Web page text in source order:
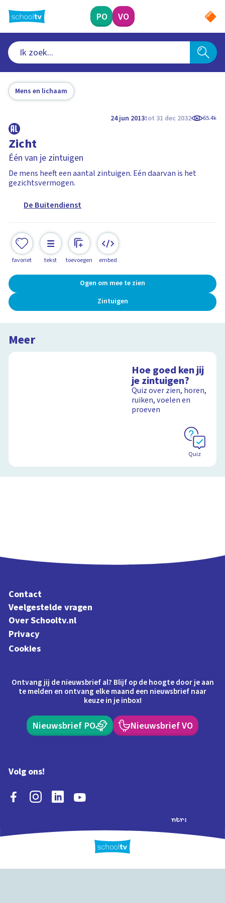
naar
hoofdinhoud
PO VO
Mens en lichaam
24 jun 2013tot 31 dec 2032 65.4k
Zicht
Één van je zintuigen
De mens heeft een aantal zintuigen. Eén daarvan is het
gezichtsvermogen.
De Buitendienst
favoriet tekst toevoegen embed
Ogen om mee te zien
Zintuigen
Meer
Hoe goed ken jij
je zintuigen?
Quiz over zien, horen,
ruiken, voelen en
proeven
Quiz
Contact
Veelgestelde vragen
Over Schooltv.nl
Privacy
Cookies
Ontvang jij de nieuwsbrief al? Blijf op de hoogte door je aan
te melden en ontvang elke maand een nieuwsbrief naar
keuze in je inbox!
Nieuwsbrief PO Nieuwsbrief VO
Volg ons!